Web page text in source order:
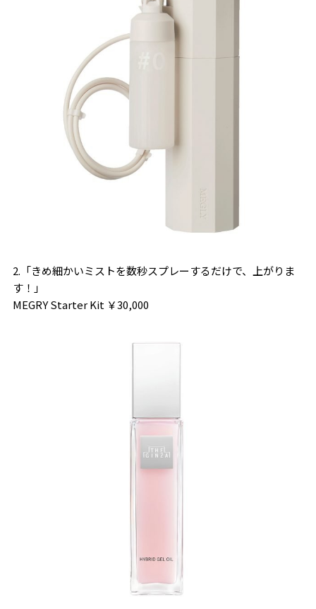
2.「きめ細かいミストを数秒スプレーするだけで、上がりま
す！」
MEGRY Starter Kit ￥30,000